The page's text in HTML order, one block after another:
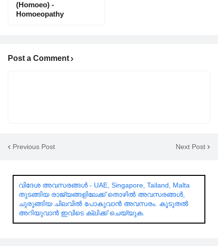
(Homoeo) -
Homoeopathy
Post a Comment
Previous Post Next Post
വിദേശ അവസരങ്ങൾ - UAE, Singapore, Tailand, Malta
തുടങ്ങിയ രാജ്യങ്ങളിലേക്ക് തൊഴിൽ അവസരങ്ങൾ,
ചുരുങ്ങിയ ചിലവിൽ പോകുവാൻ അവസരം. കൂടുതൽ
അറിയുവാൻ ഇവിടെ ക്ലിക്ക് ചെയ്യുക.